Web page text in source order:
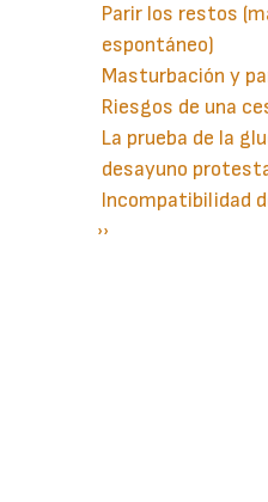
Parir los restos
espontáneo)
Masturbación y
Riesgos de una
La prueba de la
desayuno
Incompatibilidad
Paginación
Siguiente
››